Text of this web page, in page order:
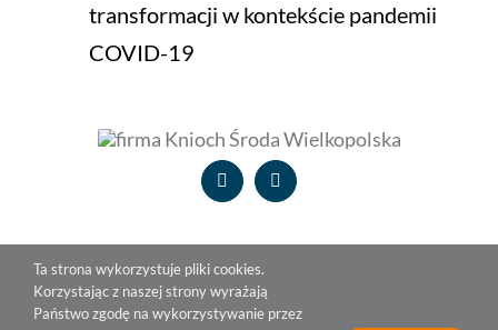
transformacji w kontekście pandemii
COVID-19
Ta strona wykorzystuje pliki cookies.
Korzystając z naszej strony wyrażają
Państwo zgodę na wykorzystywanie przez